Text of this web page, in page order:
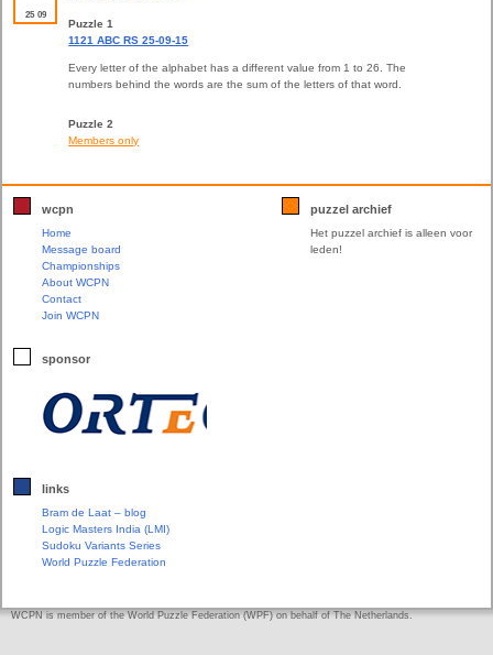
25 09
Puzzle 1
1121 ABC RS 25-09-15
Every letter of the alphabet has a different value from 1 to 26. The
numbers behind the words are the sum of the letters of that word.
Puzzle 2
Members only
wcpn
Home
Message board
Championships
About WCPN
Contact
Join WCPN
sponsor
links
Bram de Laat – blog
Logic Masters India (LMI)
Sudoku Variants Series
World Puzzle Federation
puzzel archief
Het puzzel archief is alleen voor
leden!
WCPN is member of the World Puzzle Federation (WPF) on behalf of The Netherlands.